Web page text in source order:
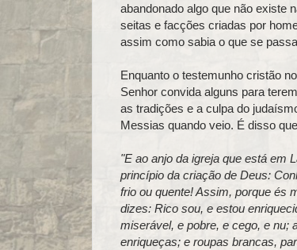
abandonado algo que não existe
seitas e facções criadas por
assim como sabia o que se
Enquanto o testemunho cristão
Senhor convida alguns para
as tradições e a culpa do
Messias quando veio. É disso
"E ao anjo da igreja que está em
princípio da criação de Deus:
frio ou quente! Assim, porque és
dizes: Rico sou, e estou
miserável, e pobre, e cego, e nu;
enriqueças; e roupas brancas,